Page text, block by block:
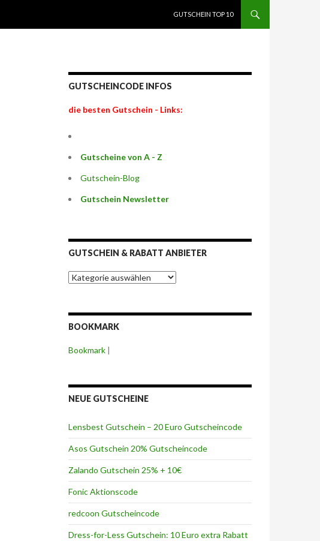
GUTSCHEIN TOP 10
GUTSCHEINCODE INFOS
die besten Gutschein - Links:
Gutscheine von A - Z
Gutschein-Blog
Gutschein Newsletter
GUTSCHEIN & RABATT ANBIETER
G
u
h
i
R
a
t
t
A
n
b
i
e
t
e
r
BOOKMARK
Bookmark |
NEUE GUTSCHEINE
Lensbest Gutschein – 20 Euro Gutscheincode
Asos Gutschein 20% Gutscheincode
Zalando Gutschein 25% + 10€
Fonic Aktionscode
redcoon Gutscheincode
Dress-for-Less Gutschein: 10 Euro extra Rabatt